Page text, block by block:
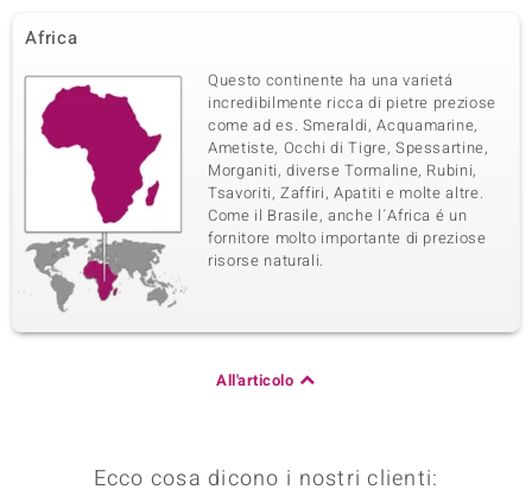
Africa
Questo continente ha una varietá
incredibilmente ricca di pietre preziose
come ad es. Smeraldi, Acquamarine,
Ametiste, Occhi di Tigre, Spessartine,
Morganiti, diverse Tormaline, Rubini,
Tsavoriti, Zaffiri, Apatiti e molte altre.
Come il Brasile, anche l´Africa é un
fornitore molto importante di preziose
risorse naturali.
All'articolo
Ecco cosa dicono i nostri clienti: